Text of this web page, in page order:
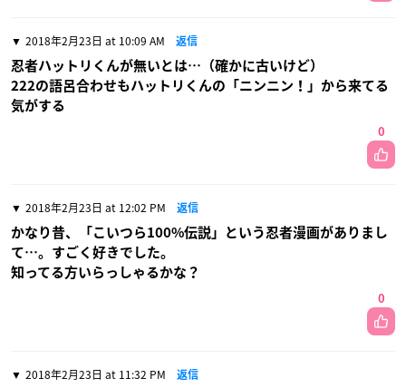
2018年2月23日 at 10:09 AM 返信
忍者ハットリくんが無いとは…（確かに古いけど）
222の語呂合わせもハットリくんの「ニンニン！」から来てる
気がする
0
2018年2月23日 at 12:02 PM 返信
かなり昔、「こいつら100%伝説」という忍者漫画がありまし
て…。すごく好きでした。
知ってる方いらっしゃるかな？
0
2018年2月23日 at 11:32 PM 返信